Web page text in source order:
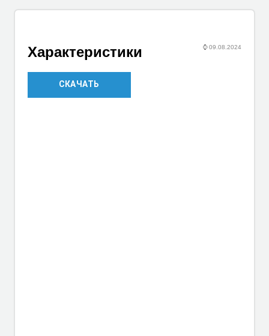
⌚09.08.2024
Характеристики
СКАЧАТЬ